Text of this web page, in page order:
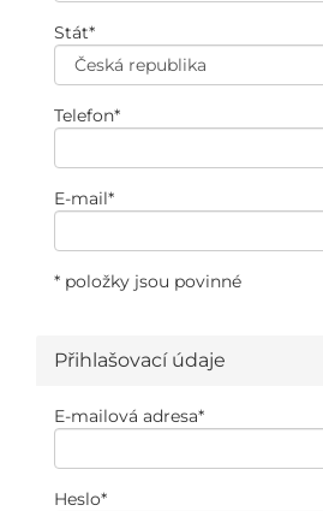
Stát*
Telefon*
E-mail*
* položky jsou povinné
Přihlašovací údaje
E-mailová adresa*
Heslo*